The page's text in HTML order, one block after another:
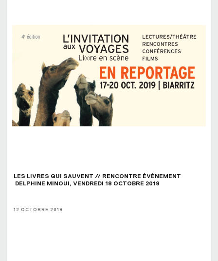
LES LIVRES QUI SAUVENT // RENCONTRE ÉVÉNEMENT
DELPHINE MINOUI, VENDREDI 18 OCTOBRE 2019
12 OCTOBRE 2019